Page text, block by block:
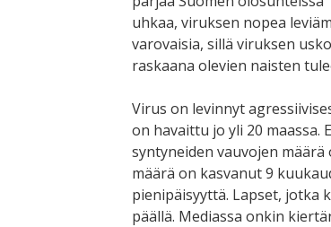
uhkaa, viruksen nopea
varovaisia, sillä viruksen
raskaana olevien naisten
Virus on levinnyt
on havaittu jo yli 20 maassa.
syntyneiden vauvojen
määrä on kasvanut 9
pienipäisyyttä. Lapset, jotka
päällä. Mediassa onkin